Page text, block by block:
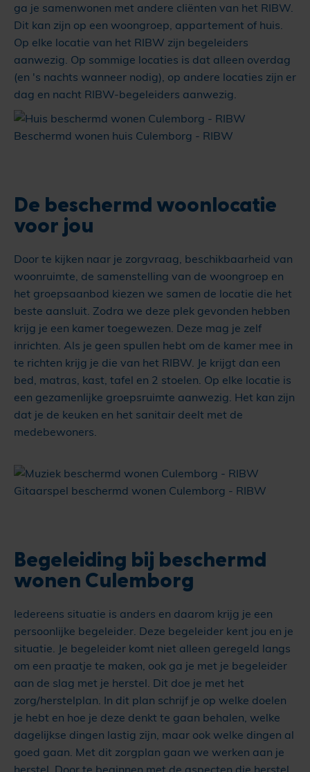
Beschermd wonen huis Culemborg - RIBW
ga je samenwonen met andere cliënten van het RIBW.
Dit kan zijn op een woongroep, appartement of huis.
Op elke locatie van het RIBW zijn begeleiders
aanwezig. Op sommige locaties is dat alleen overdag
(en 's nachts wanneer nodig), op andere locaties zijn er
dag en nacht RIBW-begeleiders aanwezig.
De beschermd woonlocatie
voor jou
Door te kijken naar je zorgvraag, beschikbaarheid van
woonruimte, de samenstelling van de woongroep en
het groepsaanbod kiezen we samen de locatie die het
beste aansluit. Zodra we deze plek gevonden hebben
krijg je een kamer toegewezen. Deze mag je zelf
inrichten. Als je geen spullen hebt om de kamer mee in
te richten krijg je die van het RIBW. Je krijgt dan een
bed, matras, kast, tafel en 2 stoelen. Op elke locatie is
een gezamenlijke groepsruimte aanwezig. Het kan zijn
dat je de keuken en het sanitair deelt met de
medebewoners.
Gitaarspel beschermd wonen Culemborg - RIBW
Begeleiding bij beschermd
wonen Culemborg
Iedereens situatie is anders en daarom krijg je een
persoonlijke begeleider. Deze begeleider kent jou en je
situatie. Je begeleider komt niet alleen geregeld langs
om een praatje te maken, ook ga je met je begeleider
aan de slag met je herstel. Dit doe je met het
zorg/herstelplan. In dit plan schrijf je op welke doelen
je hebt en hoe je deze denkt te gaan behalen, welke
dagelijkse dingen lastig zijn, maar ook welke dingen al
goed gaan. Met dit zorgplan gaan we werken aan je